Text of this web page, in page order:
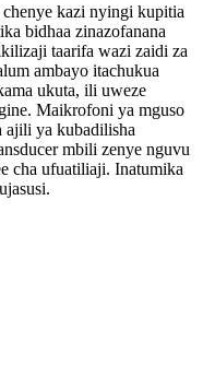
kazi nyingi kupitia
bidhaa zinazofanana
taarifa wazi zaidi za
ambayo itachukua
ukuta, ili uweze
Maikrofoni ya mguso
ya kubadilisha
mbili zenye nguvu
cha ufuatiliaji. Inatumika